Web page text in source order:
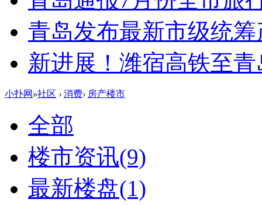
青岛发布最新市级统
新进展！潍宿高铁至
小扑网 »社区 › 消费› 房产楼市
全部
楼市资讯(9)
最新楼盘(1)